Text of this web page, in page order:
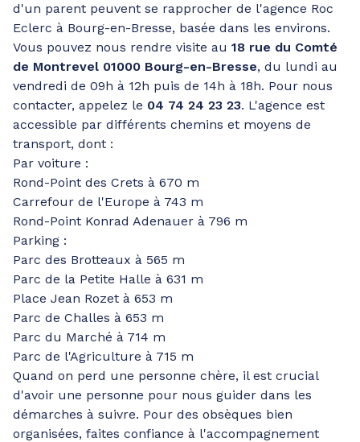
d'un parent peuvent se rapprocher de l'agence Roc
Eclerc à Bourg-en-Bresse, basée dans les environs.
Vous pouvez nous rendre visite au 18 rue du Comté
de Montrevel 01000 Bourg-en-Bresse, du lundi au
vendredi de 09h à 12h puis de 14h à 18h. Pour nous
contacter, appelez le 04 74 24 23 23. L'agence est
accessible par différents chemins et moyens de
transport, dont :
Par voiture :
Rond-Point des Crets à 670 m
Carrefour de l'Europe à 743 m
Rond-Point Konrad Adenauer à 796 m
Parking :
Parc des Brotteaux à 565 m
Parc de la Petite Halle à 631 m
Place Jean Rozet à 653 m
Parc de Challes à 653 m
Parc du Marché à 714 m
Parc de l'Agriculture à 715 m
Quand on perd une personne chère, il est crucial
d'avoir une personne pour nous guider dans les
démarches à suivre. Pour des obsèques bien
organisées, faites confiance à l'accompagnement